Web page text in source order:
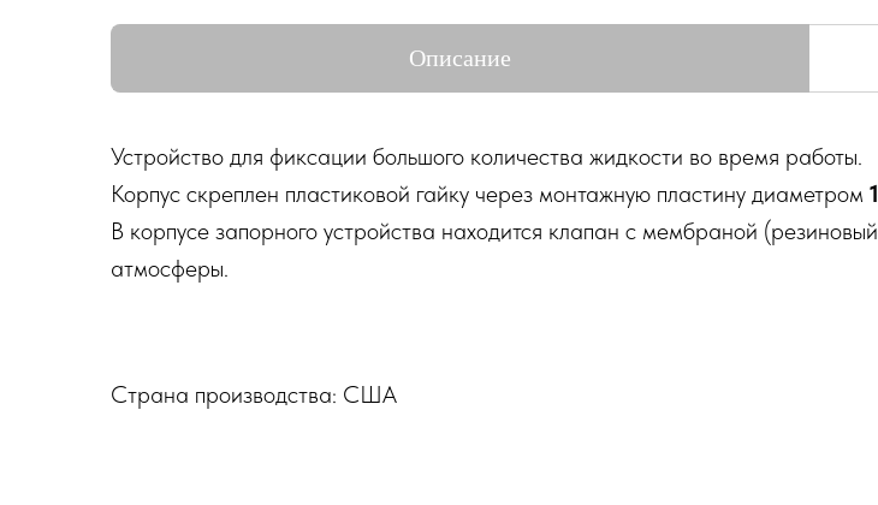
Описание
Устройство для фиксации большого количества жидкости во время работы.
Корпус скреплен пластиковой гайку через монтажную пластину диаметром
В корпусе запорного устройства находится клапан с мембраной
атмосферы.
Страна производства: США